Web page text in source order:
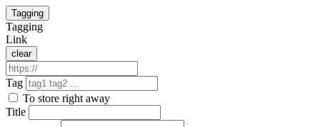
Tagging
Tagging
Link
clear
Tag
To store right away
Title